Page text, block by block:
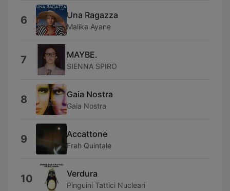
6 Una Ragazza
Malika Ayane
7 MAYBE.
SIENNA SPIRO
8 Gaia Nostra
Gaia Nostra
9 Accattone
Frah Quintale
10 Verdura
Pinguini Tattici Nucleari